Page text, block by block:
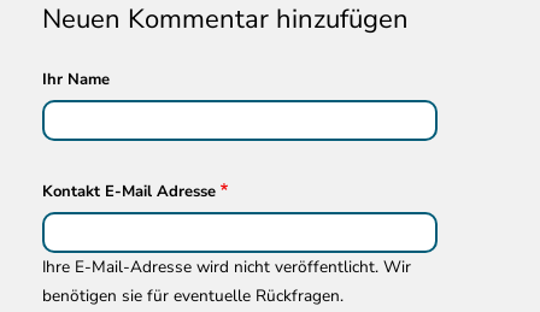
Neuen Kommentar hinzufügen
Ihr Name
Kontakt E-Mail Adresse
Ihre E-Mail-Adresse wird nicht veröffentlicht. Wir
benötigen sie für eventuelle Rückfragen.